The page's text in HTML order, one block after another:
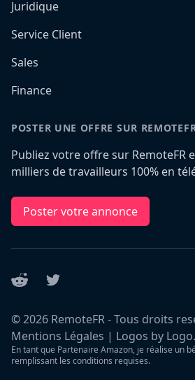
Juridique
Service Client
Sales
Finance
POSTER UNE OFFRE SUR
Publiez votre offre sur RemoteFR
milliers de travailleurs 100% en
Poster votre annonce
Reddit Twitter
©2026 RemoteFR - Tous droits
Mentions Légales | Logos by
En tant que Partenaire Amazon, je réalise un
remplissant les conditions requises.